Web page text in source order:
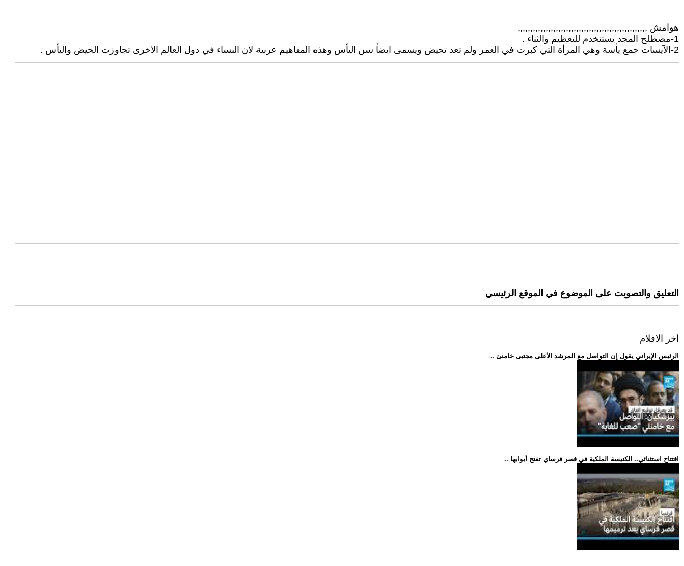
هوامش ,,,,,,,,,,,,,,,,,,,,,,,,,,,,,,,,,,,,,,,,,,,,,,,,,,,
1-مصطلح المجد يستنخدم للتعظيم والثناء .
2-الآيسات جمع يأسة وهي المرأة التي كبرت في العمر ولم تعد تحيض ويسمى ايضاً سن اليأس وهذه المفاهيم عربية لان النساء في دول العالم الاخرى تجاوزت الحيض واليأس .
التعليق والتصويت على الموضوع في الموقع الرئيسي
اخر الافلام
.. الرئيس الإيراني يقول إن التواصل مع المرشد الأعلى مجتبى خامنئ
.. افتتاح استثنائي.. الكنيسة الملكية في قصر فرساي تفتح أبوابها